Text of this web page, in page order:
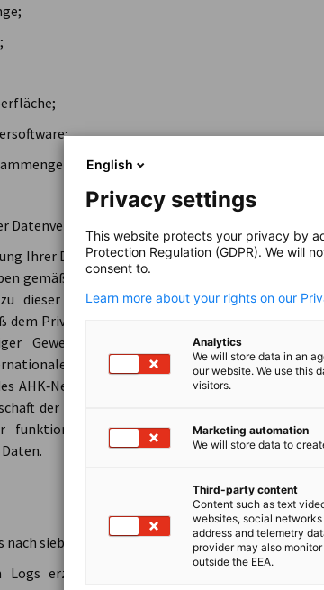
als „Server-Logfiles
Datenverarbeitung
Ihrer Daten anlässlich Ihrer Nutzung unserer
gemäß Art. 6 Abs. 1 lit. e), Abs. 3 DSGVO in
dieser Datenschutzinformation durch die
Privacy Act 2020. Insbesondere umfasst dies
Gewerbetreibender in der Bundesrepublik
Ebene, die Förderung der
AHK‑Netzes einschließlich Delegiertenbüros und
der Bundesrepublik Deutschland. Zur
Website und die damit
sieben Tagen gelöscht.
Logs erzeugt, die dann für einen Zeitraum
English
Privacy settings
This website protects your privacy by
Protection Regulation (GDPR). We will
consent to.
Learn more about your rights on our
Analytics
We will store data in an
our website. We use this
visitors.
Marketing automation
We will store data to
Third-party content
Content such as text
websites, social
address and telemetry
provider may also
outside the EEA.